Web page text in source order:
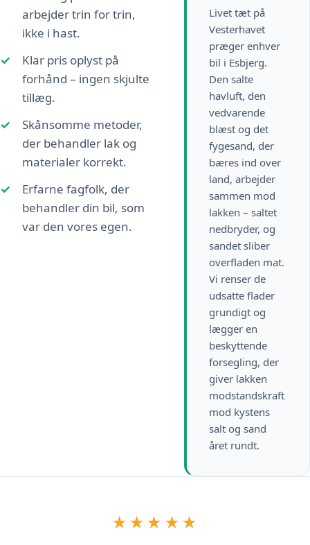
arbejder trin for trin,
ikke i hast.
Klar pris oplyst på
forhånd – ingen skjulte
tillæg.
Skånsomme metoder,
der behandler lak og
materialer korrekt.
Erfarne fagfolk, der
behandler din bil, som
var den vores egen.
Livet tæt på
Vesterhavet
præger enhver
bil i Esbjerg.
Den salte
havluft, den
vedvarende
blæst og det
fygesand, der
bæres ind over
land, arbejder
sammen mod
lakken – saltet
nedbryder, og
sandet sliber
overfladen mat.
Vi renser de
udsatte flader
grundigt og
lægger en
beskyttende
forsegling, der
giver lakken
modstandskraft
mod kystens
salt og sand
året rundt.
★★★★★